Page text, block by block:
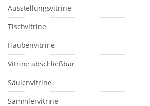
Ausstellungsvitrine
Tischvitrine
Haubenvitrine
Vitrine abschließbar
Säulenvitrine
Sammlervitrine